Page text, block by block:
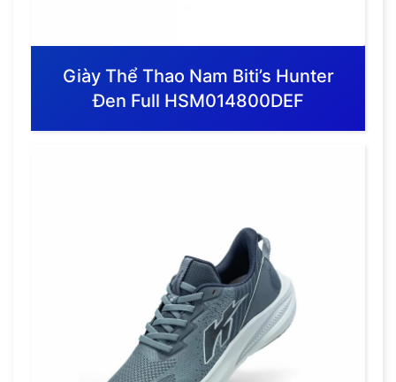
Giày Thể Thao Nam Biti’s Hunter
Đen Full HSM014800DEF